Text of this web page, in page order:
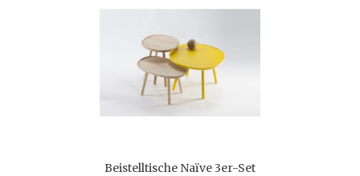
Beistelltische Naïve 3er-Set